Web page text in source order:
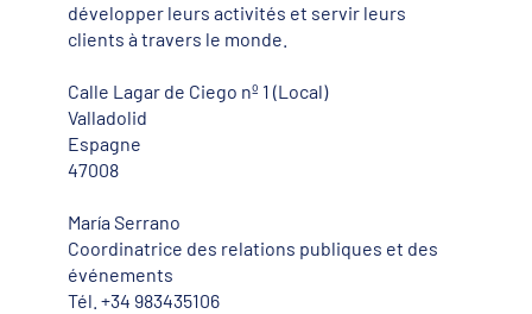
développer leurs activités et servir leurs
clients à travers le monde.
Calle Lagar de Ciego nº 1 (Local)
Valladolid
Espagne
47008
María Serrano
Coordinatrice des relations publiques et des
événements
Tél. +34 983435106